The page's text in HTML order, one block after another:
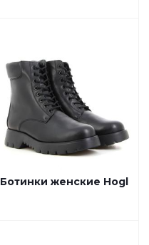
Ботинки женские Hogl